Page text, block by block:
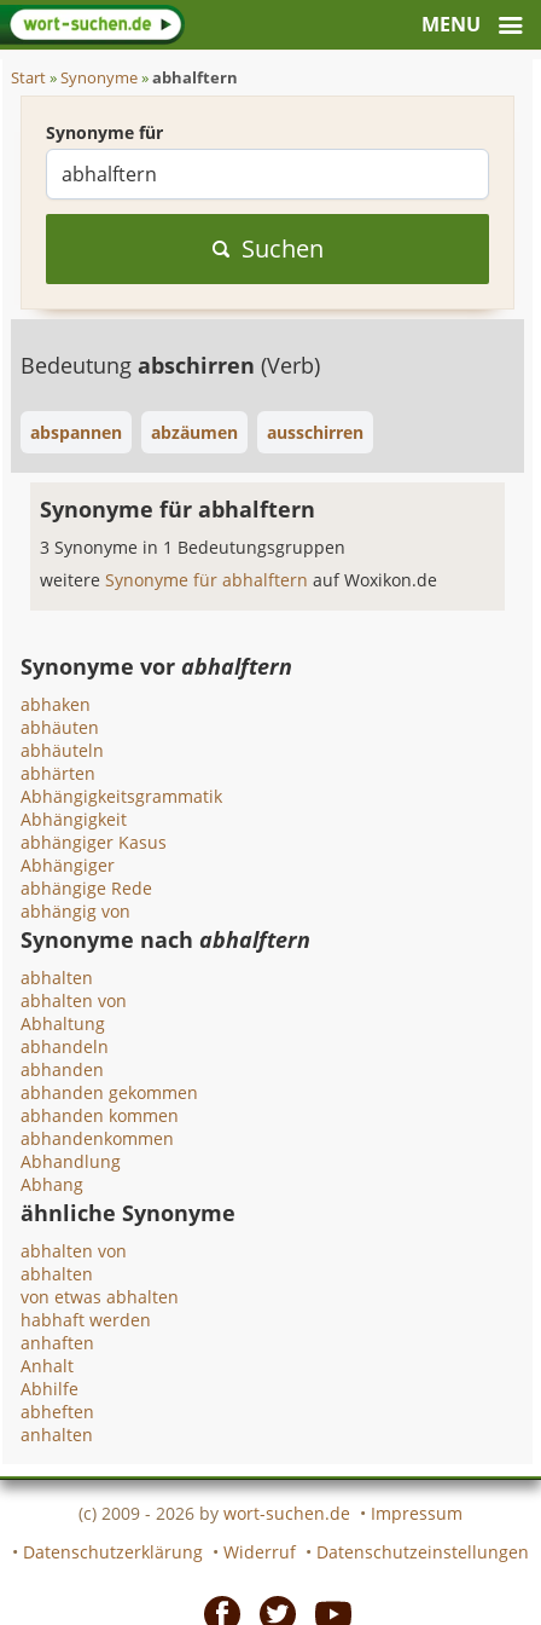
Start»Synonyme»abhalftern
Synonyme für
Suchen
Bedeutungabschirren(Verb)
abspannen abzäumen ausschirren
Synonyme für abhalftern
3 Synonyme in 1 Bedeutungsgruppen
weitereSynonyme für abhalfternauf Woxikon.de
Synonyme vorabhalftern
abhaken
abhäuten
abhäuteln
abhärten
Abhängigkeitsgrammatik
Abhängigkeit
abhängiger Kasus
Abhängiger
abhängige Rede
abhängig von
Synonyme nachabhalftern
abhalten
abhalten von
Abhaltung
abhandeln
abhanden
abhanden gekommen
abhanden kommen
abhandenkommen
Abhandlung
Abhang
ähnliche Synonyme
abhalten von
abhalten
von etwas abhalten
habhaft werden
anhaften
Anhalt
Abhilfe
abheften
anhalten
(c) 2009 - 2026 by wort-suchen.de • Impressum
• Datenschutzerklärung • Widerruf • Datenschutzeinstellungen